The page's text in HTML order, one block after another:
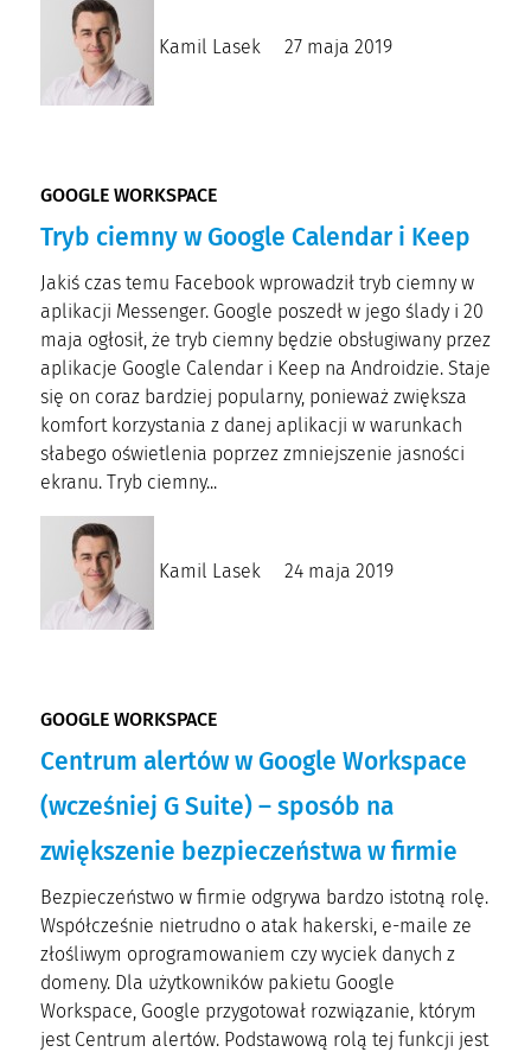
Kamil Lasek 27 maja 2019
GOOGLE WORKSPACE
Tryb ciemny w Google Calendar i Keep
Jakiś czas temu Facebook wprowadził tryb ciemny w
aplikacji Messenger. Google poszedł w jego ślady i 20
maja ogłosił, że tryb ciemny będzie obsługiwany przez
aplikacje Google Calendar i Keep na Androidzie. Staje
się on coraz bardziej popularny, ponieważ zwiększa
komfort korzystania z danej aplikacji w warunkach
słabego oświetlenia poprzez zmniejszenie jasności
ekranu. Tryb ciemny...
Kamil Lasek 24 maja 2019
GOOGLE WORKSPACE
Centrum alertów w Google Workspace
(wcześniej G Suite) – sposób na
zwiększenie bezpieczeństwa w firmie
Bezpieczeństwo w firmie odgrywa bardzo istotną rolę.
Współcześnie nietrudno o atak hakerski, e-maile ze
złośliwym oprogramowaniem czy wyciek danych z
domeny. Dla użytkowników pakietu Google
Workspace, Google przygotował rozwiązanie, którym
jest Centrum alertów. Podstawową rolą tej funkcji jest